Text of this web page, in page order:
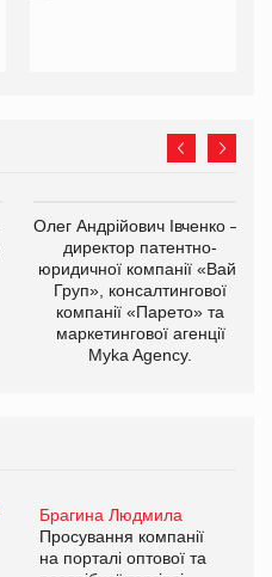
Олег Андрійович Івченко —
директор патентно-
юридичної компанії «Вайз
Груп», консалтингової
компанії «Парето» та
маркетингової агенції
Myka Agency.
Брагина Людмила
Просування компанії
на порталі оптової та